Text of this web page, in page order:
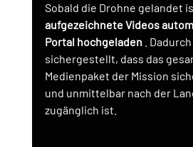
Sobald die Drohne gelandet
aufgezeichnete Videos
Portal hochgeladen
.
sichergestellt, dass das
Medienpaket der Mission
und unmittelbar nach der
zugänglich ist.